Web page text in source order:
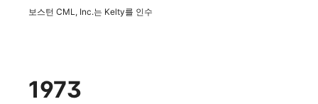
보스턴 CML, Inc.는 Kelty를 인수
1973